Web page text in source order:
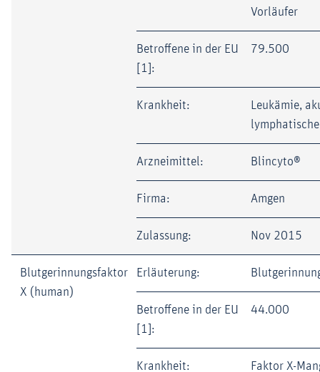
Vorläufer
Betroffene in der EU
[1]:
79.500
Krankheit:
Leukämie,
lymphatische
Arzneimittel: Blincyto®
Firma: Amgen
Zulassung: Nov 2015
Blutgerinnungsfaktor
X (human)
Erläuterung:
Betroffene in der EU
[1]:
44.000
Krankheit: Faktor X-